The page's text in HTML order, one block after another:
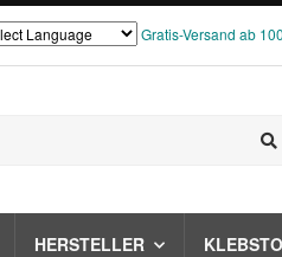
Gratis-Versand ab
HERSTELLER